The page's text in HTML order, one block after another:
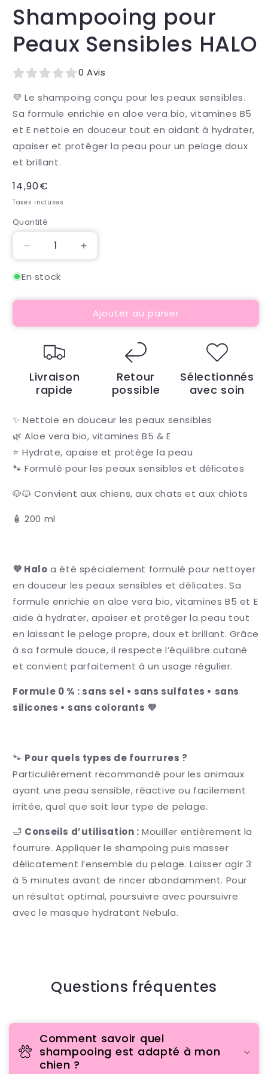
Shampooing pour
Peaux Sensibles HALO
0 Avis
💜 Le shampoing conçu pour les peaux sensibles.
Sa formule enrichie en aloe vera bio, vitamines B5
et E nettoie en douceur tout en aidant à hydrater,
apaiser et protéger la peau pour un pelage doux
et brillant.
Prix
habituel
14,90€
Taxes incluses.
Quantité
Quantité
Réduire
quantité
Shampooing
Peaux
HALO
Augmenter
Shampooing
pour
Peaux
En stock
Ajouter au panier
Livraison
rapide
Retour
possible
Sélectionnés
avec soin
✨ Nettoie en douceur les peaux sensibles
🌿 Aloe vera bio, vitamines B5 & E
⭐ Hydrate, apaise et protège la peau
🐾 Formulé pour les peaux sensibles et délicates
🐶🐱 Convient aux chiens, aux chats et aux chiots
🧴 200 ml
💜 Halo a été spécialement formulé pour nettoyer
en douceur les peaux sensibles et délicates. Sa
formule enrichie enaloe vera bio,vitamines B5 et E
aide à hydrater, apaiser et protéger la peau tout
en laissant le pelage propre, doux et brillant. Grâce
à sa formule douce, il respecte l’équilibre cutané
et convient parfaitement à un usage régulier.
Formule 0 % : sans sel • sans sulfates • sans
silicones • sans colorants 💜
🐾 Pour quels types de fourrures ?
Particulièrement recommandé pour les animaux
ayant une peau sensible, réactive ou facilement
irritée, quel que soit leur type de pelage.
🛁 Conseils d’utilisation : Mouiller entièrement la
fourrure. Appliquer le shampoing puis masser
délicatement l’ensemble du pelage. Laisser agir 3
à 5 minutes avant de rincer abondamment. Pour
un résultat optimal, poursuivre avecpoursuivre
avec le masque hydratant Nebula.
Questions fréquentes
Comment savoir quel
shampooing est adapté à mon
chien ?